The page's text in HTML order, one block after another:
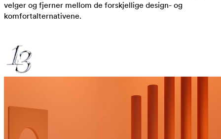
velger og fjerner mellom de forskjellige design- og
komfortalternativene.